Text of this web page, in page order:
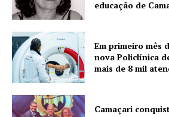
educação de
Em primeiro mês
nova Policlínica
mais de 8 mil
Camaçari